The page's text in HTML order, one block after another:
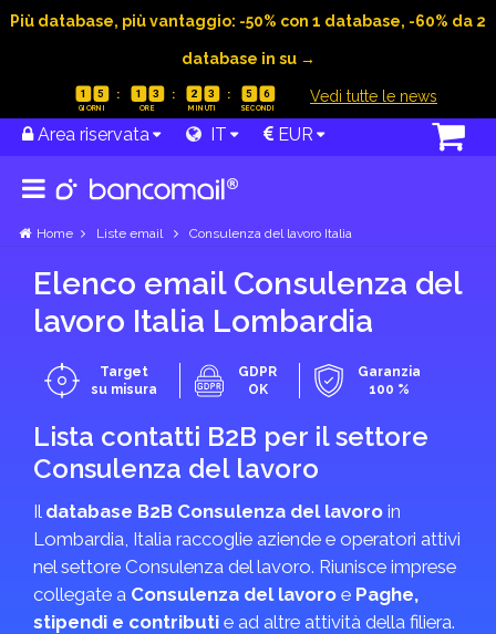
Più database, più vantaggio: -50% con 1 database, -60% da 2
database in su →
1 5 1 3 2 3 5 5 Vedi tutte le news
Area riservata IT EUR
Home Liste email Consulenza del lavoro Italia
Elenco email Consulenza del
lavoro Italia Lombardia
Target
su misura
GDPR
OK
Garanzia
100 %
Lista contatti B2B per il settore
Consulenza del lavoro
Il database B2B Consulenza del lavoro in
Lombardia, Italia raccoglie aziende e operatori attivi
nel settore Consulenza del lavoro. Riunisce imprese
collegate a Consulenza del lavoro e Paghe,
stipendi e contributi e ad altre attività della filiera.